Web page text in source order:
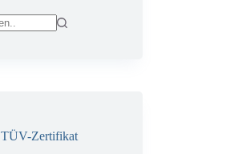
TÜV-Zertifikat